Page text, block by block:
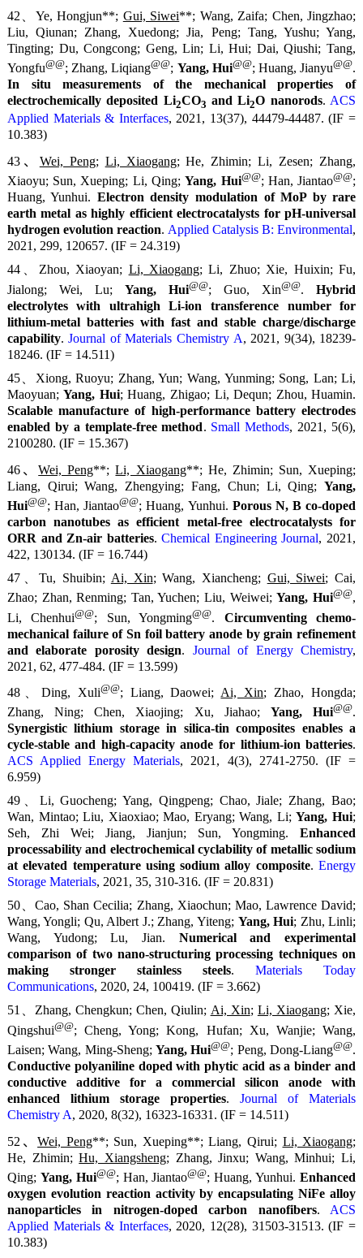
42、Ye, Hongjun**; Gui, Siwei**; Wang, Zaifa; Chen, Jingzhao;
Liu, Qiunan; Zhang, Xuedong; Jia, Peng; Tang, Yushu; Yang,
Tingting; Du, Congcong; Geng, Lin; Li, Hui; Dai, Qiushi; Tang,
Yongfu@@; Zhang, Liqiang@@; Yang, Hui@@; Huang, Jianyu@@.
In situ measurements of the mechanical properties of
electrochemically deposited Li2CO3 and Li2O nanorods. ACS
Applied Materials & Interfaces, 2021, 13(37), 44479-44487. (IF =
10.383)
43、 Wei, Peng; Li, Xiaogang; He, Zhimin; Li, Zesen; Zhang,
Xiaoyu; Sun, Xueping; Li, Qing;Yang, Hui@@; Han, Jiantao@@;
Huang, Yunhui. Electron density modulation of MoP by rare
earth metal as highly efficient electrocatalysts for pH-universal
hydrogen evolution reaction. Applied Catalysis B: Environmental,
2021, 299, 120657. (IF = 24.319)
44、Zhou, Xiaoyan; Li, Xiaogang; Li, Zhuo; Xie, Huixin; Fu,
Jialong; Wei, Lu; Yang, Hui@@; Guo, Xin@@.Hybrid
electrolytes with ultrahigh Li-ion transference number for
lithium-metal batteries with fast and stable charge/discharge
capability.Journal of Materials Chemistry A, 2021, 9(34), 18239-
18246. (IF = 14.511)
45、Xiong, Ruoyu; Zhang, Yun; Wang, Yunming; Song, Lan; Li,
Maoyuan;Yang, Hui; Huang, Zhigao; Li, Dequn; Zhou, Huamin.
Scalable manufacture of high-performance battery electrodes
enabled by a template-free method. Small Methods, 2021, 5(6),
2100280. (IF = 15.367)
46、Wei, Peng**;Li, Xiaogang**; He, Zhimin; Sun, Xueping;
Liang, Qirui; Wang, Zhengying; Fang, Chun; Li, Qing;Yang,
Hui@@; Han, Jiantao@@; Huang, Yunhui. Porous N, B co-doped
carbon nanotubes as efficient metal-free electrocatalysts for
ORR and Zn-air batteries.Chemical Engineering Journal, 2021,
422, 130134. (IF = 16.744)
47、Tu, Shuibin; Ai, Xin; Wang, Xiancheng; Gui, Siwei; Cai,
Zhao; Zhan, Renming; Tan, Yuchen; Liu, Weiwei;Yang, Hui@@,
Li, Chenhui@@; Sun, Yongming@@. Circumventing chemo-
mechanical failure of Sn foil battery anode by grain refinement
and elaborate porosity design. Journal of Energy Chemistry,
2021, 62, 477-484. (IF = 13.599)
48、Ding, Xuli@@; Liang, Daowei; Ai, Xin; Zhao, Hongda;
Zhang, Ning; Chen, Xiaojing; Xu, Jiahao; Yang, Hui@@.
Synergistic lithium storage in silica-tin composites enables a
cycle-stable and high-capacity anode for lithium-ion batteries.
ACS Applied Energy Materials, 2021, 4(3), 2741-2750. (IF =
6.959)
49、Li, Guocheng; Yang, Qingpeng; Chao, Jiale; Zhang, Bao;
Wan, Mintao; Liu, Xiaoxiao; Mao, Eryang; Wang, Li;Yang, Hui;
Seh, Zhi Wei; Jiang, Jianjun; Sun, Yongming.Enhanced
processability and electrochemical cyclability of metallic sodium
at elevated temperature using sodium alloy composite.Energy
Storage Materials, 2021, 35, 310-316. (IF = 20.831)
50、Cao, Shan Cecilia; Zhang, Xiaochun; Mao, Lawrence David;
Wang, Yongli; Qu, Albert J.; Zhang, Yiteng; Yang, Hui; Zhu, Linli;
Wang, Yudong; Lu, Jian. Numerical and experimental
comparison of two nano-structuring processing techniques on
making stronger stainless steels.Materials Today
Communications, 2020, 24, 100419. (IF = 3.662)
51、Zhang, Chengkun; Chen, Qiulin; Ai, Xin; Li, Xiaogang; Xie,
Qingshui@@; Cheng, Yong; Kong, Hufan; Xu, Wanjie; Wang,
Laisen; Wang, Ming-Sheng; Yang, Hui@@; Peng, Dong-Liang@@.
Conductive polyaniline doped with phytic acid as a binder and
conductive additive for a commercial silicon anode with
enhanced lithium storage properties.Journal of Materials
Chemistry A, 2020, 8(32), 16323-16331. (IF = 14.511)
52、Wei, Peng**; Sun, Xueping**; Liang, Qirui; Li, Xiaogang;
He, Zhimin;Hu, Xiangsheng; Zhang, Jinxu; Wang, Minhui; Li,
Qing; Yang, Hui@@; Han, Jiantao@@; Huang, Yunhui.Enhanced
oxygen evolution reaction activity by encapsulating NiFe alloy
nanoparticles in nitrogen-doped carbon nanofibers. ACS
Applied Materials & Interfaces, 2020, 12(28), 31503-31513. (IF =
10.383)